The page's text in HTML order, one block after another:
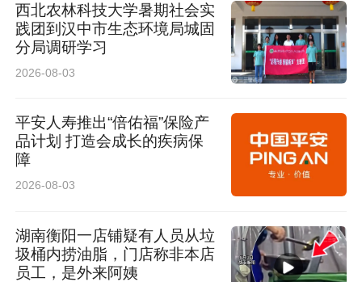
西北农林科技大学暑期社会实
践团到汉中市生态环境局城固
分局调研学习
2026-08-03
平安人寿推出“倍佑福”保险产
品计划 打造会成长的疾病保
障
2026-08-03
湖南衡阳一店铺疑有人员从垃
圾桶内捞油脂，门店称非本店
员工，是外来阿姨